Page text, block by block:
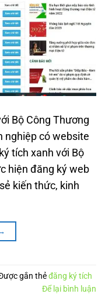
Bộ Công Thương
nghiệp có website
tích xanh với Bộ
hiện đăng ký web
kiến thức, kinh
gắn thẻđăng ký tích
Để lại bình luận